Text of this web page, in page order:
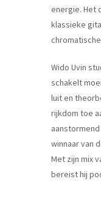
energie. Het
klassieke
Wido Uvin
schakelt
luit en
rijkdom toe
winnaar van
Met zijn mix
bereist hij